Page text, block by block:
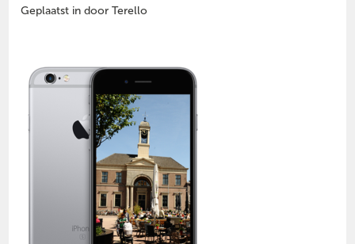
Geplaatst in door Terello